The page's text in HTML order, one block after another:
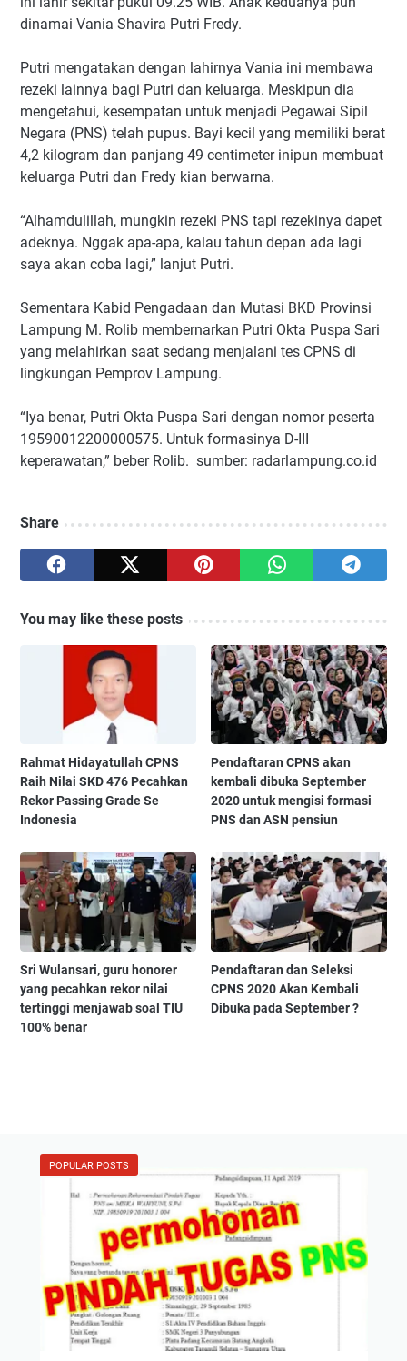
dinamai Vania Shavira Putri Fredy.
Putri mengatakan dengan lahirnya Vania ini membawa
rezeki lainnya bagi Putri dan keluarga. Meskipun dia
mengetahui, kesempatan untuk menjadi Pegawai Sipil
Negara (PNS) telah pupus. Bayi kecil yang memiliki berat
4,2 kilogram dan panjang 49 centimeter inipun membuat
keluarga Putri dan Fredy kian berwarna.
“Alhamdulillah, mungkin rezeki PNS tapi rezekinya dapet
adeknya. Nggak apa-apa, kalau tahun depan ada lagi
saya akan coba lagi,” lanjut Putri.
Sementara Kabid Pengadaan dan Mutasi BKD Provinsi
Lampung M. Rolib membernarkan Putri Okta Puspa Sari
yang melahirkan saat sedang menjalani tes CPNS di
lingkungan Pemprov Lampung.
“Iya benar, Putri Okta Puspa Sari dengan nomor peserta
19590012200000575. Untuk formasinya D-III
keperawatan,” beber Rolib. sumber: radarlampung.co.id
Share
You may like these posts
Rahmat Hidayatullah CPNS
Raih Nilai SKD 476 Pecahkan
Rekor Passing Grade Se
Indonesia
Pendaftaran CPNS akan
kembali dibuka September
2020 untuk mengisi formasi
PNS dan ASN pensiun
Sri Wulansari, guru honorer
yang pecahkan rekor nilai
tertinggi menjawab soal TIU
100% benar
Pendaftaran dan Seleksi
CPNS 2020 Akan Kembali
Dibuka pada September ?
POPULAR POSTS